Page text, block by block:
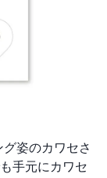
姿のカワセさ
手元にカワセ